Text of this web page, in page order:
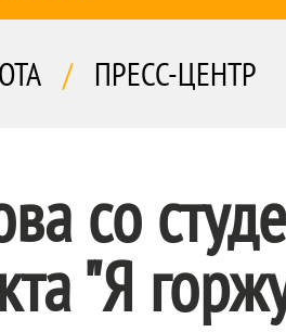
/ ПРЕСС-ЦЕНТР
со
"Я